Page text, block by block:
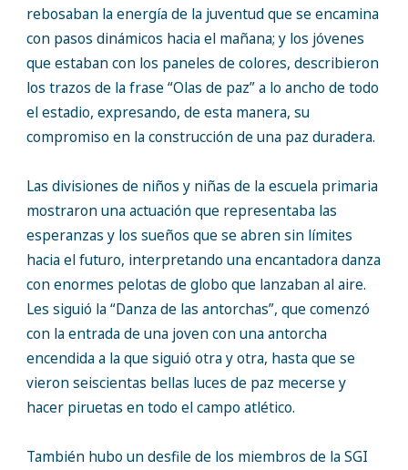
rebosaban la energía de la juventud que se encamina
con pasos dinámicos hacia el mañana; y los jóvenes
que estaban con los paneles de colores, describieron
los trazos de la frase “Olas de paz” a lo ancho de todo
el estadio, expresando, de esta manera, su
compromiso en la construcción de una paz duradera.
Las divisiones de niños y niñas de la escuela primaria
mostraron una actuación que representaba las
esperanzas y los sueños que se abren sin límites
hacia el futuro, interpretando una encantadora danza
con enormes pelotas de globo que lanzaban al aire.
Les siguió la “Danza de las antorchas”, que comenzó
con la entrada de una joven con una antorcha
encendida a la que siguió otra y otra, hasta que se
vieron seiscientas bellas luces de paz mecerse y
hacer piruetas en todo el campo atlético.
También hubo un desfile de los miembros de la SGI